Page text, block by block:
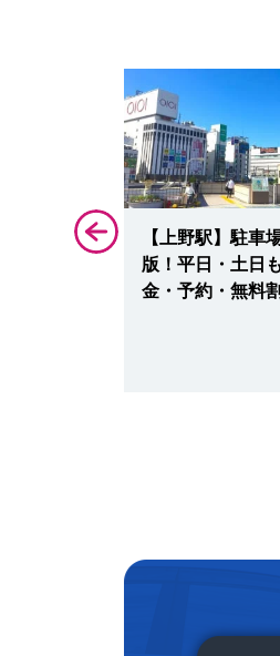
12駐車
【上野駅】駐車
版！平日・土日
金・予約・無料